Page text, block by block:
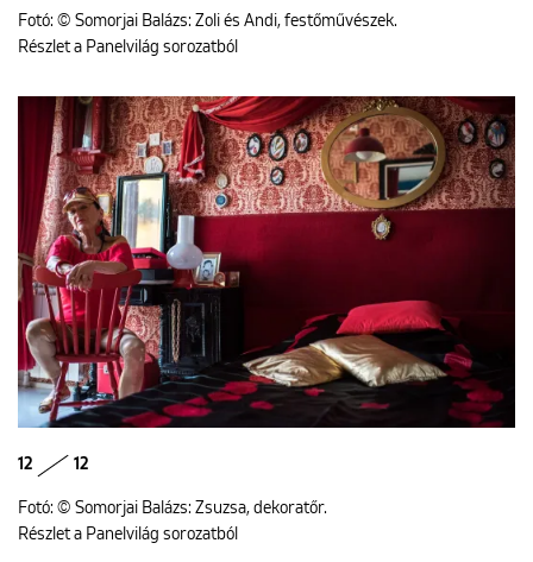
Fotó: © Somorjai Balázs: Zoli és Andi, festőművészek.
Részlet a Panelvilág sorozatból
12 12
Fotó: © Somorjai Balázs: Zsuzsa, dekoratőr.
Részlet a Panelvilág sorozatból